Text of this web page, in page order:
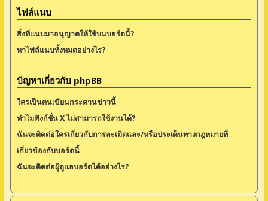
ไฟล์แนบ
สิ่งที่แนบมาอนุญาตให้ใช้บนบอร์ดนี้?
หาไฟล์แนบทั้งหมดอย่างไร?
ปัญหาเกี่ยวกับ phpBB
ใครเป็นคนเขียนกระดานข่าวนี้
ทำไมฟังก์ชั่น X ไม่สามารถใช้งานได้?
ฉันจะติดต่อใครเกี่ยวกับการละเมิดและ/หรือประเด็นทางกฎหมายที่
เกี่ยวข้องกับบอร์ดนี้
ฉันจะติดต่อผู้ดูแลบอร์ดได้อย่างไร?